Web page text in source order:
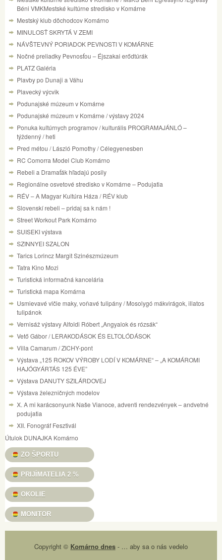
Béni VMKMestské kultúrne stredisko v Komárne
Mestský klub dôchodcov Komárno
MINULOSŤ SKRYTÁ V ZEMI
NÁVŠTEVNÝ PORIADOK PEVNOSTI V KOMÁRNE
Nočné preliadky Pevnosťou – Éjszakai erődtúrák
PLATZ Galéria
Plavby po Dunaji a Váhu
Plavecký výcvik
Podunajské múzeum v Komárne
Podunajské múzeum v Komárne / výstavy 2024
Ponuka kultúrnych programov / kulturális PROGRAMAJÁNLÓ –
týždenný / heti
Pred métou / László Pomothy / Célegyenesben
RC Comorra Model Club Komárno
Rebeli a Dramaťák hľadajú posily
Regionálne osvetové stredisko v Komárne – Podujatia
RÉV – A Magyar Kultúra Háza / RÉV klub
Slovenskí rebeli – pridaj sa k nám !
Street Workout Park Komárno
SUISEKI výstava
SZINNYEI SZALON
Tarics Lorincz Margit Szinészmúzeum
Tatra Kino Mozi
Turistická informačná kancelária
Turistická mapa Komárna
Usmievavé vlčie maky, voňavé tulipány / Mosolygó mákvirágok, illatos
tulipánok
Vernisáž výstavy Alfoldi Róbert „Angyalok és rózsák“
Vető Gábor / LERAKODÁSOK ÉS ELTOLÓDÁSOK
Villa Camarum / ZICHY-pont
Výstava „125 ROKOV VÝROBY LODÍ V KOMÁRNE“ – „A KOMÁROMI
HAJÓGYÁRTÁS 125 ÉVE”
Výstava DANUTY SZILÁRDOVEJ
Výstava železničných modelov
X. A mi karácsonyunk Naše Vianoce, adventi rendezvények – andvetné
podujatia
XII. Fonográf Fesztivál
Útulok DUNAJKA Komárno
ZO ŠPORTU
PRIJÍMATELIA 2 %
OKOLIE
MONITOR
Copyright © Komárno dnes - … aby sa o nás vedelo